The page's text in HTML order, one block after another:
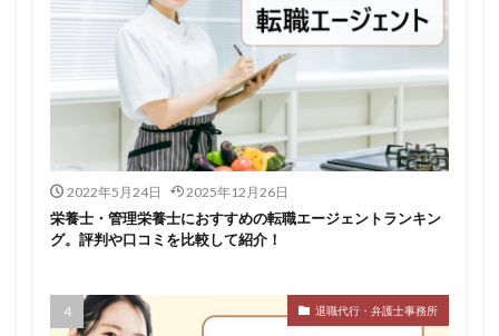
2022年5月24日 2025年12月26日
栄養士・管理栄養士におすすめの転職エージェントランキン
グ。評判や口コミを比較して紹介！
退職代行・弁護士事務所